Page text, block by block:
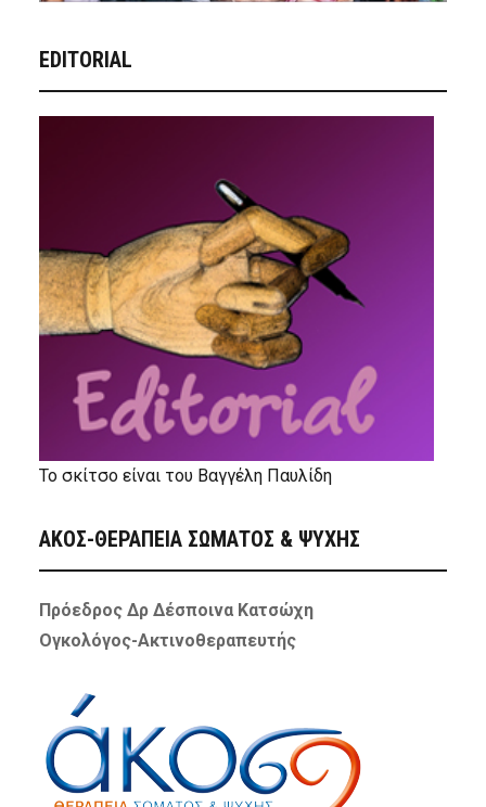
EDITORIAL
Το σκίτσο είναι του Βαγγέλη Παυλίδη
ΑΚΟΣ-ΘΕΡΑΠΕΙΑ ΣΩΜΑΤΟΣ & ΨΥΧΗΣ
Πρόεδρος Δρ Δέσποινα Κατσώχη
Ογκολόγος-Ακτινοθεραπευτής